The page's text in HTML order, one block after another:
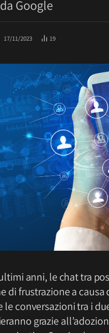
Google
17/11/2023 19
anni, le chat tra
di frustrazione a
le conversazioni tra i
grazie